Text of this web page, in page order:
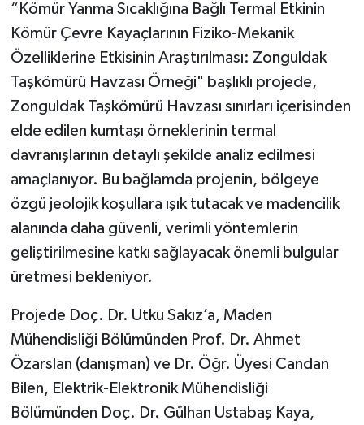
“Kömür Yanma Sıcaklığına Bağlı Termal Etkinin
Kömür Çevre Kayaçlarının Fiziko-Mekanik
Özelliklerine Etkisinin Araştırılması: Zonguldak
Taşkömürü Havzası Örneği" başlıklı projede,
Zonguldak Taşkömürü Havzası sınırları içerisinden
elde edilen kumtaşı örneklerinin termal
davranışlarının detaylı şekilde analiz edilmesi
amaçlanıyor. Bu bağlamda projenin, bölgeye
özgü jeolojik koşullara ışık tutacak ve madencilik
alanında daha güvenli, verimli yöntemlerin
geliştirilmesine katkı sağlayacak önemli bulgular
üretmesi bekleniyor.
Projede Doç. Dr. Utku Sakız’a, Maden
Mühendisliği Bölümünden Prof. Dr. Ahmet
Özarslan (danışman) ve Dr. Öğr. Üyesi Candan
Bilen, Elektrik-Elektronik Mühendisliği
Bölümünden Doç. Dr. Gülhan Ustabaş Kaya,
GÜNDEM
İş ilanı
Kilimli
Kültür - Sanat
MAGAZİN
Politika
Röportaj
Sağlık
SİYASET